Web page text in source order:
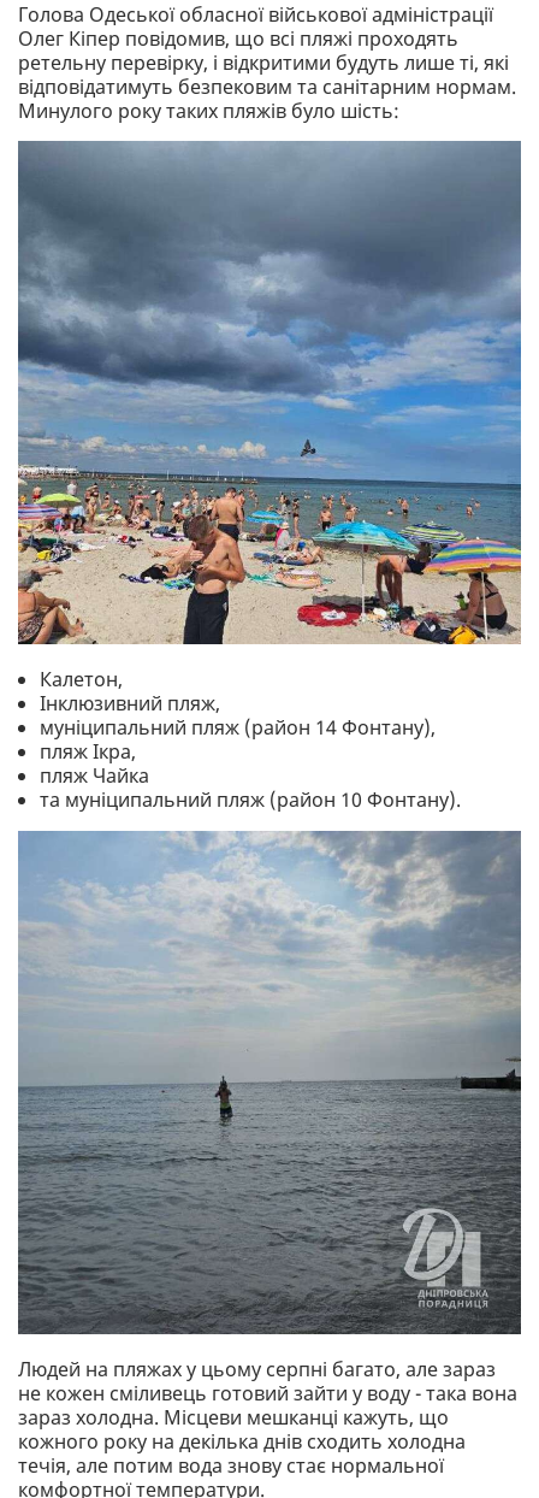
Голова Одеської обласної військової адміністрації
Олег Кіпер повідомив, що всі пляжі проходять
ретельну перевірку, і відкритими будуть лише ті, які
відповідатимуть безпековим та санітарним нормам.
Минулого року таких пляжів було шість:
Калетон,
Інклюзивний пляж,
муніципальний пляж (район 14 Фонтану),
пляж Ікра,
пляж Чайка
та муніципальний пляж (район 10 Фонтану).
Людей на пляжах у цьому серпні багато, але зараз
не кожен сміливець готовий зайти у воду - така вона
зараз холодна. Місцеви мешканці кажуть, що
кожного року на декілька днів сходить холодна
течія, але потим вода знову стає нормальної
комфортної температури.